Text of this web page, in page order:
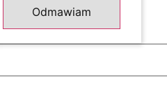
Odmawiam